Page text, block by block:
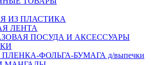
ИЗ ПЛАСТИКА
ЛЕНТА
ПОСУДА И АКСЕССУАРЫ
ФОЛЬГА-БУМАГА д/выпечки